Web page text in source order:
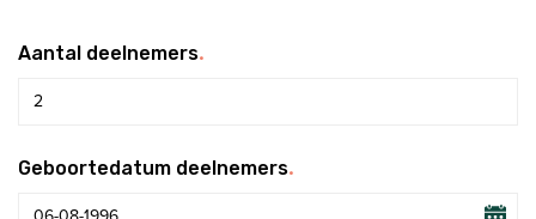
Aantal deelnemers.
Geboortedatum deelnemers.